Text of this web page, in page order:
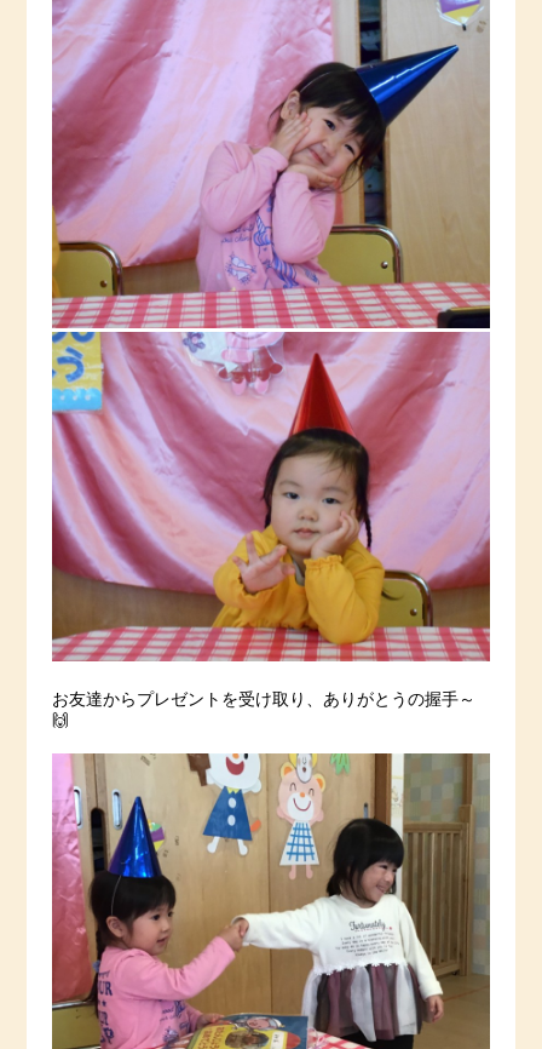
お友達からプレゼントを受け取り、ありがとうの握手～
🙌